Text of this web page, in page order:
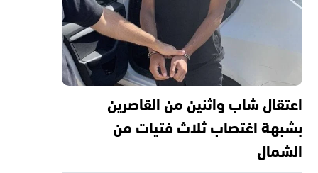
اعتقال شاب واثنين من القاصرين
بشبهة اغتصاب ثلاث فتيات من
الشمال